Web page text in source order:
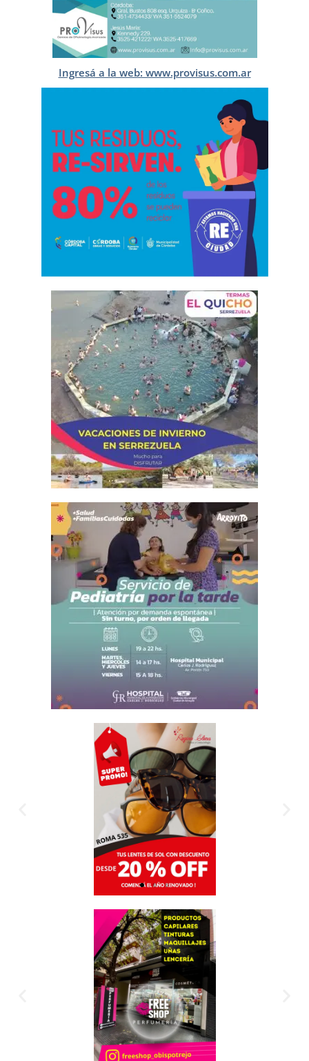
Ingresá a la web: www.provisus.com.ar